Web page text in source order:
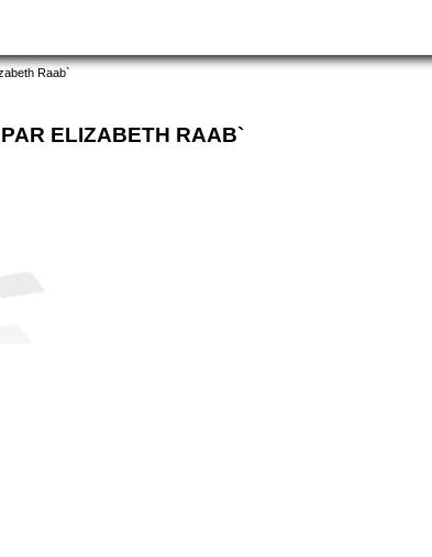
Raab`
ELIZABETH RAAB`